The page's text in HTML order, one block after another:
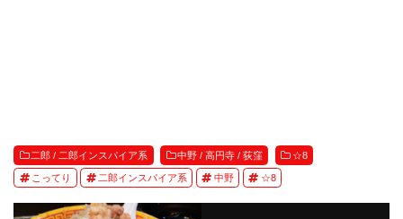
二郎 / 二郎インスパイア系 中野 / 高円寺 / 荻窪 ☆8
こってり 二郎インスパイア系 中野 ☆8